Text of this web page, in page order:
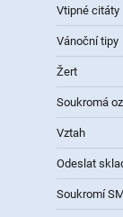
Vtipné citáty
Vánoční tipy
Žert
Soukromá
Vztah
Odeslat
Soukromí